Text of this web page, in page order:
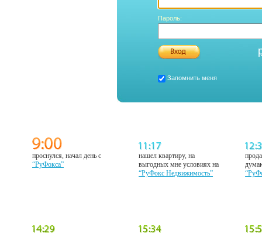
Пароль:
Запомнить меня
проснулся, начал день с
“РуФокса”
нашел квартиру, на
выгодных мне условиях на
“РуФокс Недвижимость”